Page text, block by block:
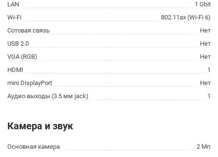
LAN
1 Gbit
Wi-Fi
802.11ax (Wi-Fi 6)
Сотовая связь
Нет
USB 2.0
Нет
VGA (RGB)
Нет
HDMI
1
mini DisplayPort
Нет
Аудио выходы (3.5 мм jack)
1
Камера и звук
Основная камера
2 Мп